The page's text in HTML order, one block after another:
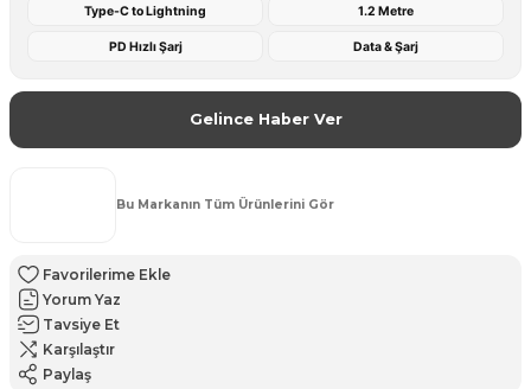
Type-C to Lightning 1.2 Metre
PD Hızlı Şarj Data & Şarj
Gelince Haber Ver
Bu Markanın Tüm Ürünlerini Gör
Yorum Yaz
Tavsiye Et
Karşılaştır
Paylaş